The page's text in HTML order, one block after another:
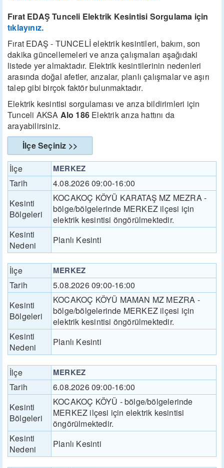
Fırat EDAŞ Tunceli Elektrik Kesintisi Sorgulama için
tıklayınız.
Fırat EDAŞ - TUNCELİ elektrik kesintileri, bakım, son
dakika güncellemeleri ve arıza çalışmaları aşağıdaki
listede yer almaktadır. Elektrik kesintilerinin nedenleri
arasında doğal afetler, arızalar, planlı çalışmalar ve aşırı
talep gibi birçok faktör bulunmaktadır.
Elektrik kesintisi sorgulaması ve arıza bildirimleri için
Tunceli AKSA Alo 186 Elektrik arıza hattını da
arayabilirsiniz.
İlçe Seçiniz >>
İlçe
MERKEZ
Tarih
4.08.2026 09:00-16:00
Kesinti
Bölgeleri
KOCAKOÇ KÖYÜ KARATAŞ MZ MEZRA -
bölge/bölgelerinde MERKEZ ilçesi için
elektrik kesintisi öngörülmektedir.
Kesinti
Nedeni
Planlı Kesinti
İlçe MERKEZ
Tarih
5.08.2026 09:00-16:00
Kesinti
Bölgeleri
KOCAKOÇ KÖYÜ MAMAN MZ MEZRA -
bölge/bölgelerinde MERKEZ ilçesi için
elektrik kesintisi öngörülmektedir.
Kesinti
Nedeni
Planlı Kesinti
İlçe MERKEZ
Tarih
6.08.2026 09:00-16:00
Kesinti
Bölgeleri
KOCAKOÇ KÖYÜ - bölge/bölgelerinde
MERKEZ ilçesi için elektrik kesintisi
öngörülmektedir.
Kesinti
Nedeni
Planlı Kesinti